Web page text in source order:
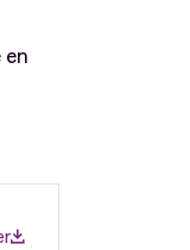
en